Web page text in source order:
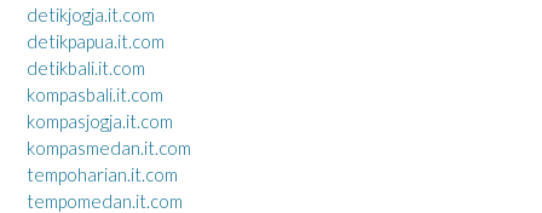
detikjogja.it.com
detikpapua.it.com
detikbali.it.com
kompasbali.it.com
kompasjogja.it.com
kompasmedan.it.com
tempoharian.it.com
tempomedan.it.com